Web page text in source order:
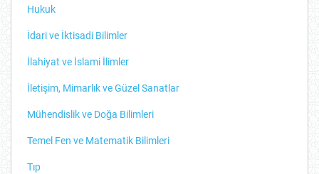
Hukuk
İdari ve İktisadi Bilimler
İlahiyat ve İslami İlimler
İletişim, Mimarlık ve Güzel Sanatlar
Mühendislik ve Doğa Bilimleri
Temel Fen ve Matematik Bilimleri
Tıp